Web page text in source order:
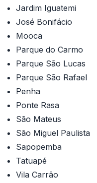
Jardim Iguatemi
José Bonifácio
Mooca
Parque do Carmo
Parque São Lucas
Parque São Rafael
Penha
Ponte Rasa
São Mateus
São Miguel Paulista
Sapopemba
Tatuapé
Vila Carrão